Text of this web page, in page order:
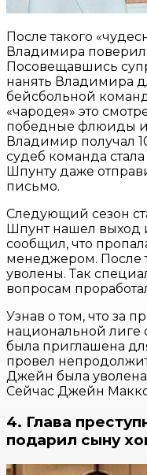
После такого
Владимира
Посовещавшись
нанять Владимира
бейсбольной
«чародея» это
победные флюиды
Владимир получал
судеб команда
Шпунту даже
письмо.
Следующий сезон
Шпунт нашел выход
сообщил, что
менеджером. После
уволены. Так
вопросам
Узнав о том, что за
национальной лиге
была приглашена
провел
Джейн была
Сейчас Джейн
4. Глава
подарил сыну